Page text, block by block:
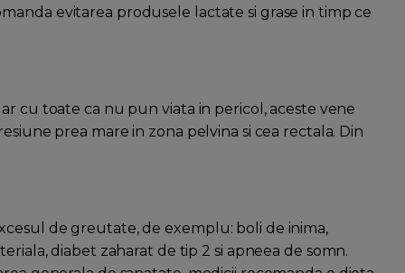
evitarea produsele lactate si grase in timp ce
cu toate ca nu pun viata in pericol, aceste vene
prea mare in zona pelvina si cea rectala. Din
de greutate, de exemplu: boli de inima,
diabet zaharat de tip 2 si apneea de somn.